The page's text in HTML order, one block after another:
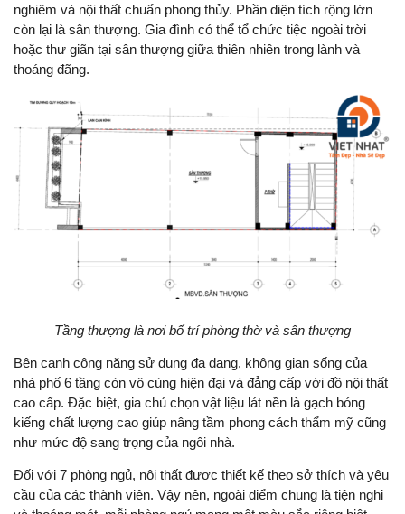
nghiêm và nội thất chuẩn phong thủy. Phần diện tích rộng lớn
còn lại là sân thượng. Gia đình có thể tổ chức tiệc ngoài trời
hoặc thư giãn tại sân thượng giữa thiên nhiên trong lành và
thoáng đãng.
Tầng thượng là nơi bố trí phòng thờ và sân thượng
Bên cạnh công năng sử dụng đa dạng, không gian sống của
nhà phố 6 tầng còn vô cùng hiện đại và đẳng cấp với đồ nội thất
cao cấp. Đặc biệt, gia chủ chọn vật liệu lát nền là gạch bóng
kiếng chất lượng cao giúp nâng tầm phong cách thẩm mỹ cũng
như mức độ sang trọng của ngôi nhà.
Đối với 7 phòng ngủ, nội thất được thiết kế theo sở thích và yêu
cầu của các thành viên. Vậy nên, ngoài điểm chung là tiện nghi